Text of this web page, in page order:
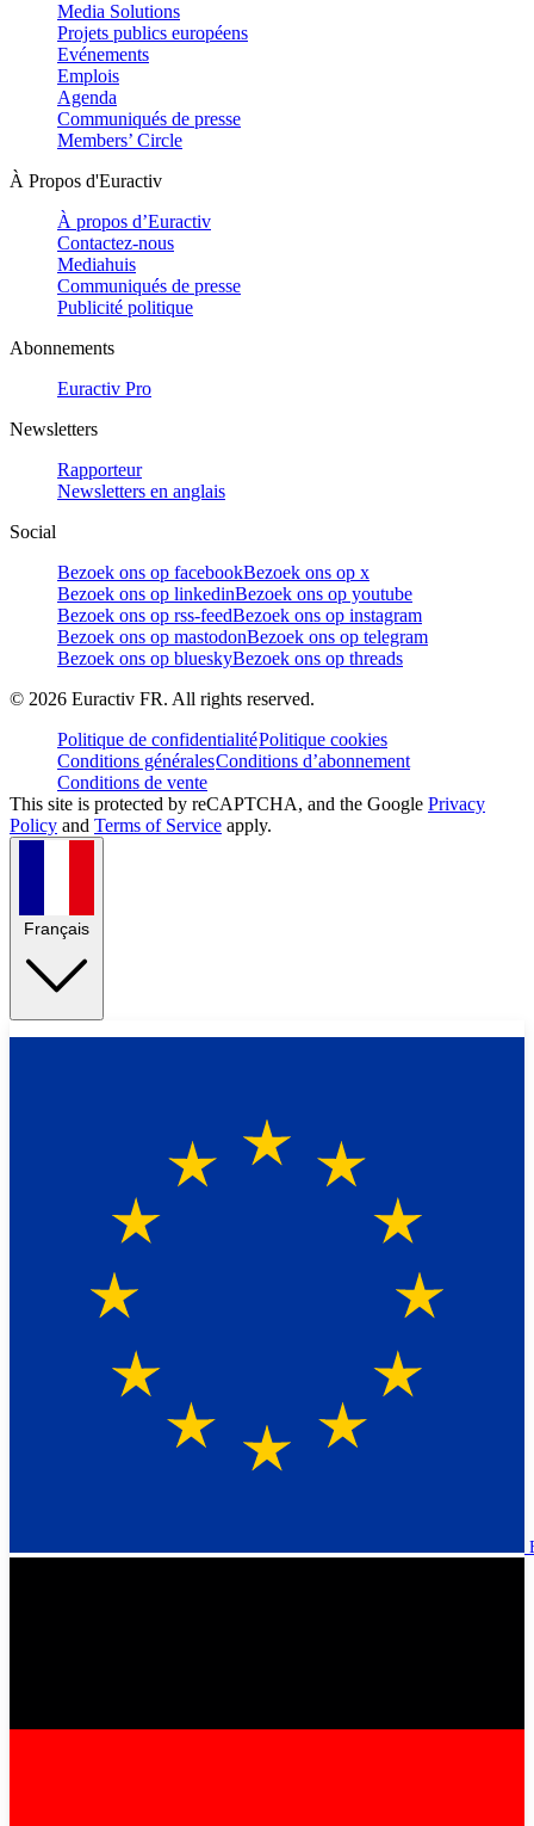
Media Solutions
Projets publics européens
Evénements
Emplois
Agenda
Communiqués de presse
Members’ Circle
À Propos d'Euractiv
À propos d’Euractiv
Contactez-nous
Mediahuis
Communiqués de presse
Publicité politique
Abonnements
Euractiv Pro
Newsletters
Rapporteur
Newsletters en anglais
Social
Bezoek ons op facebookBezoek ons op x
Bezoek ons op linkedinBezoek ons op youtube
Bezoek ons op rss-feedBezoek ons op instagram
Bezoek ons op mastodonBezoek ons op telegram
Bezoek ons op blueskyBezoek ons op threads
© 2026 Euractiv FR. All rights reserved.
Politique de confidentialitéPolitique cookies
Conditions généralesConditions d’abonnement
Conditions de vente
This site is protected by reCAPTCHA, and the Google Privacy
Policy and Terms of Service apply.
Français